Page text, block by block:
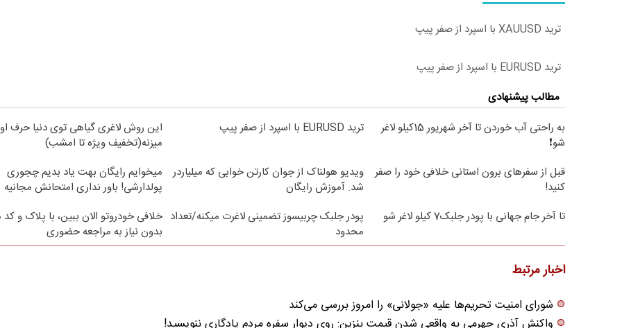
ترید XAUUSD با اسپرد از صفر پیپ
ترید EURUSD با اسپرد از صفر پیپ
مطالب پیشنهادی
به راحتی آب خوردن تا آخر شهریور 15کیلو لاغر
شو❗
ترید EURUSD با اسپرد از صفر پیپ
این روش لاغری گیاهی توی دنیا حرف
میزنه(تخفیف ویژه تا امشب)
قبل از سفرهای برون استانی خلافی خود را صفر
کنید!
ویدیو هولناک از جوان کارتن خوابی که میلیاردر
شد. آموزش رایگان
میخوایم رایگان بهت یاد بدیم چجوری
پولدارشی! باور نداری امتحانش مجانیه
تا آخر جام جهانی با پودر جلبک7 کیلو لاغر شو
پودر جلبک چربیسوز تضمینی لاغرت میکنه/تعداد
محدود
خلافی خودروتو الان ببین، با پلاک و کد
بدون نیاز به مراجعه حضوری
اخبار مرتبط
شورای امنیت تحریم‌ها علیه «جولانی» را امروز بررسی می‌کند